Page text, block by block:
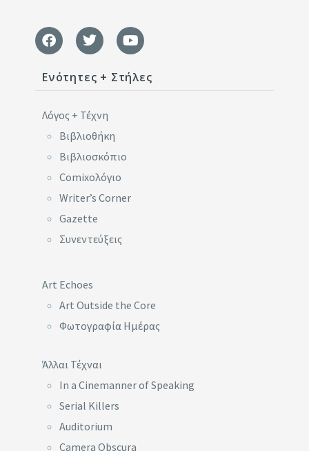
Ενότητες + Στήλες
Λόγος + Τέχνη
Βιβλιοθήκη
Βιβλιοσκόπιο
Comixoλόγιο
Writer’s Corner
Gazette
Συνεντεύξεις
Art Echoes
Art Outside the Core
Φωτογραφία Ημέρας
Άλλαι Τέχναι
In a Cinemanner of Speaking
Serial Killers
Auditorium
Camera Obscura